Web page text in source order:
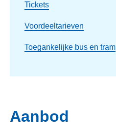
Tickets
Voordeeltarieven
Toegankelijke bus en tram
Aanbod